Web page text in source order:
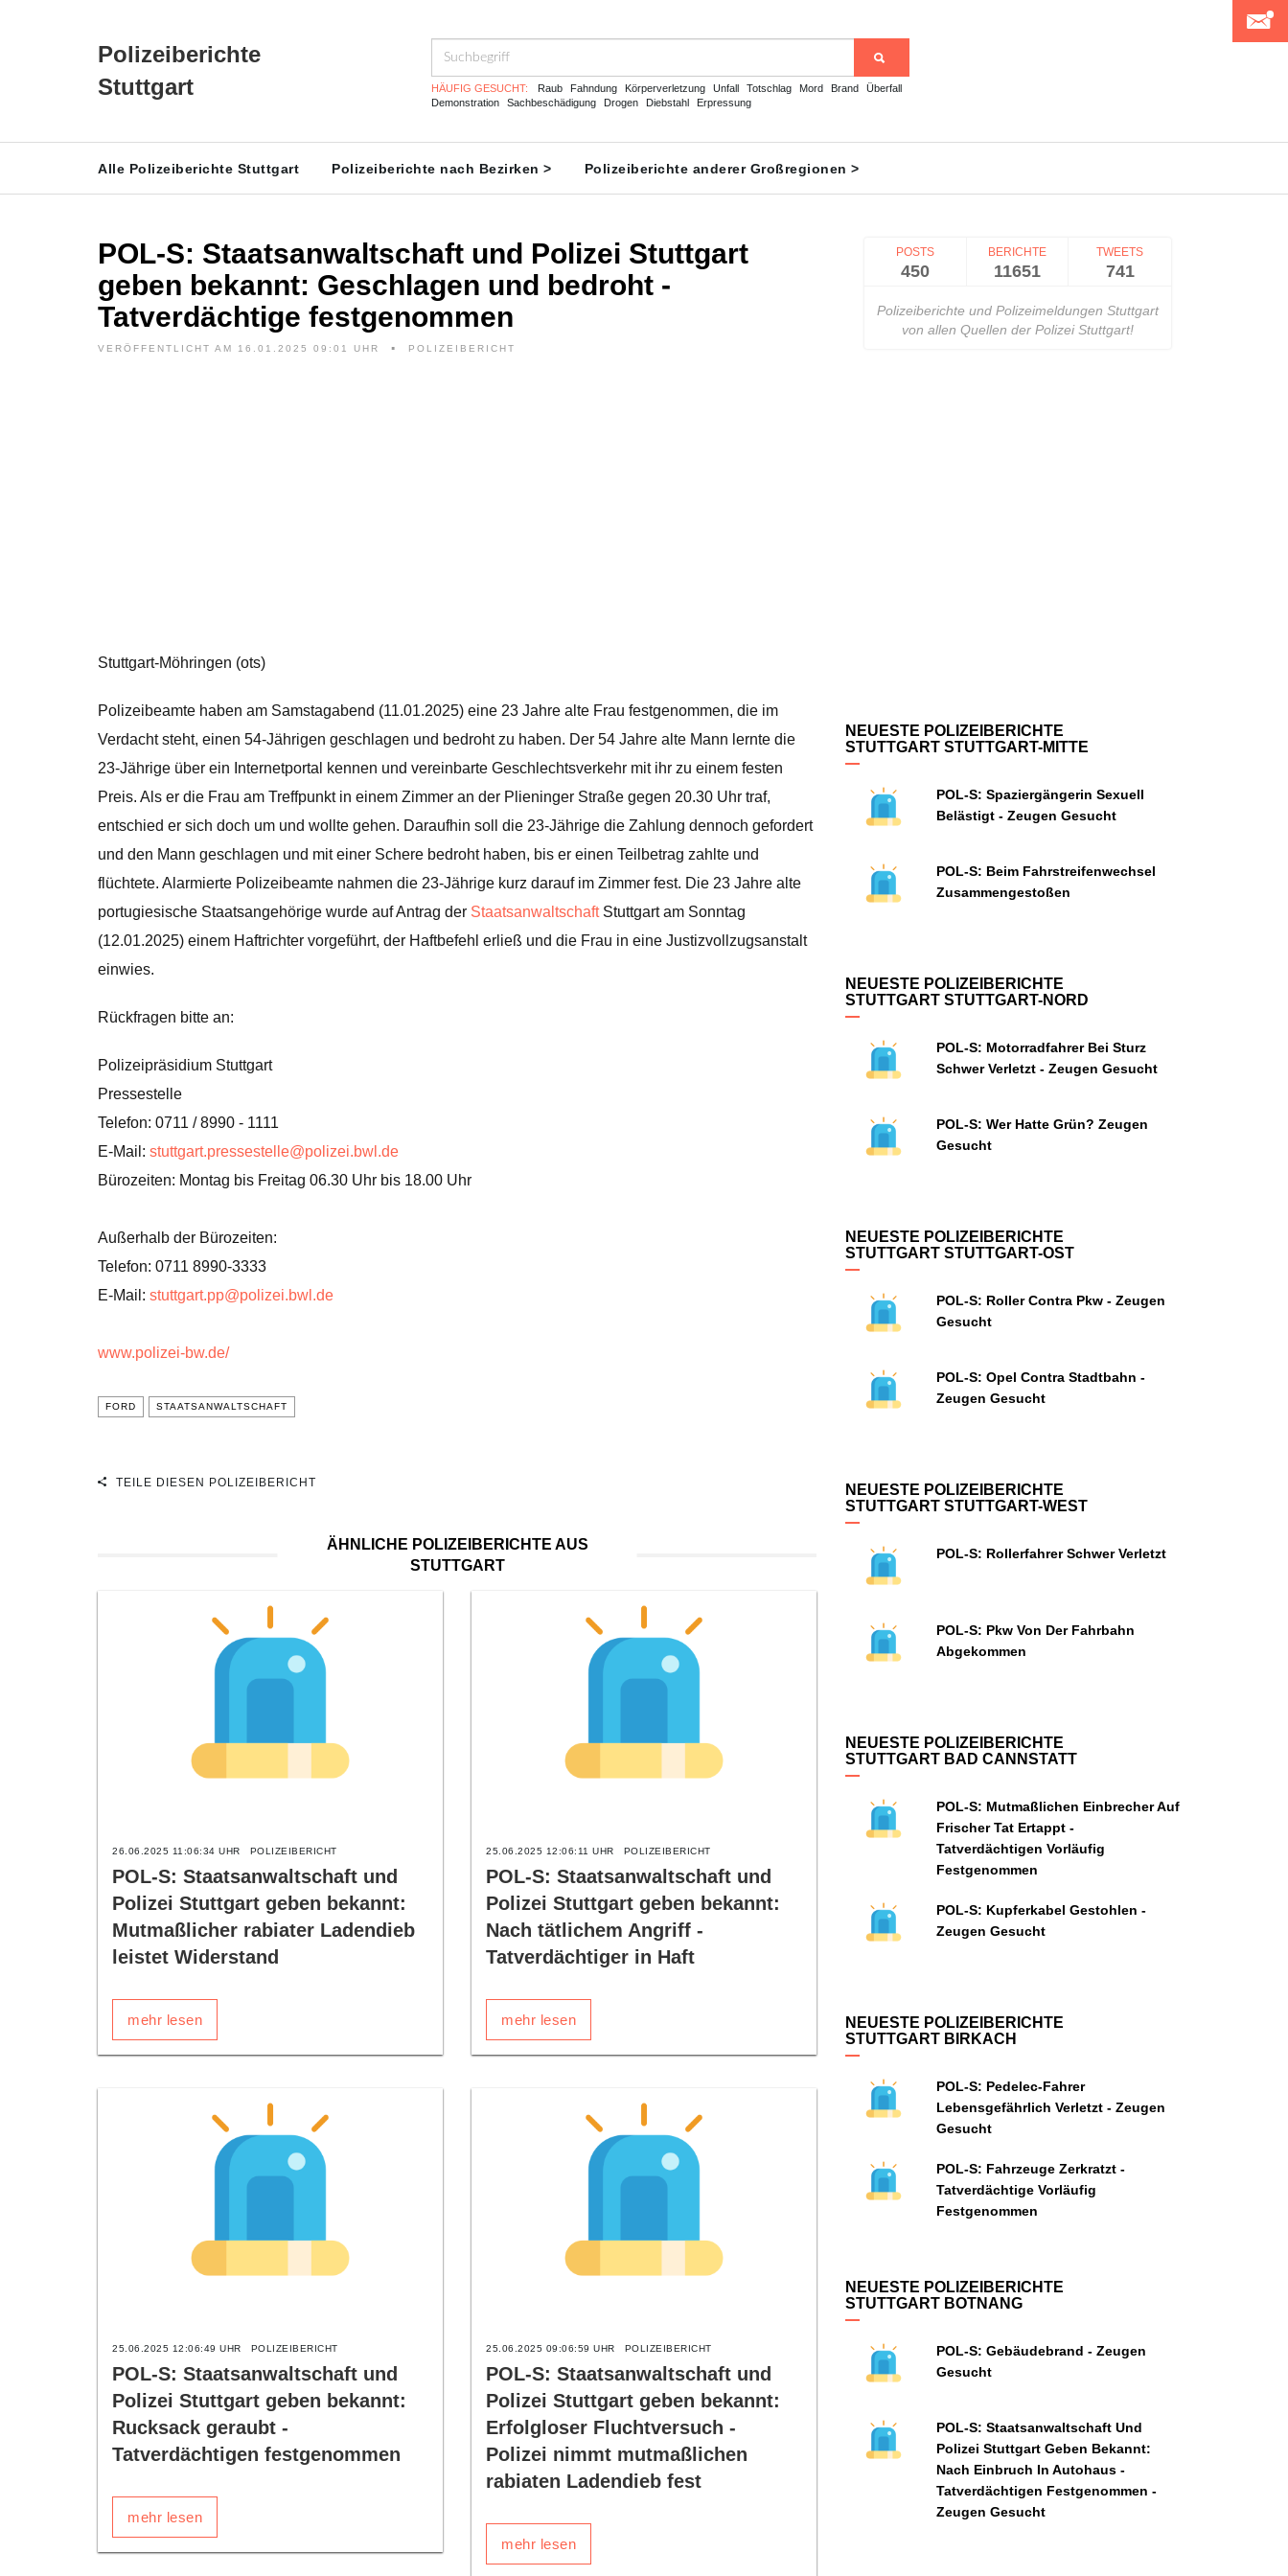
Polizeiberichte
Stuttgart
HÄUFIG GESUCHT: Raub Fahndung Körperverletzung Unfall Totschlag Mord Brand
Überfall
Demonstration
Sachbeschädigung Drogen Diebstahl Erpressung
Alle Polizeiberichte Stuttgart Polizeiberichte nach Bezirken > Polizeiberichte anderer Großregionen >
POL-S: Staatsanwaltschaft und Polizei Stuttgart
geben bekannt: Geschlagen und bedroht -
Tatverdächtige festgenommen
VERÖFFENTLICHT AM 16.01.2025 09:01 UHR POLIZEIBERICHT
Stuttgart-Möhringen (ots)
Polizeibeamte haben am Samstagabend (11.01.2025) eine 23 Jahre alte Frau festgenommen, die im
Verdacht steht, einen 54-Jährigen geschlagen und bedroht zu haben. Der 54 Jahre alte Mann lernte die
23-Jährige über ein Internetportal kennen und vereinbarte Geschlechtsverkehr mit ihr zu einem festen
Preis. Als er die Frau am Treffpunkt in einem Zimmer an der Plieninger Straße gegen 20.30 Uhr traf,
entschied er sich doch um und wollte gehen. Daraufhin soll die 23-Jährige die Zahlung dennoch gefordert
und den Mann geschlagen und mit einer Schere bedroht haben, bis er einen Teilbetrag zahlte und
flüchtete. Alarmierte Polizeibeamte nahmen die 23-Jährige kurz darauf im Zimmer fest. Die 23 Jahre alte
portugiesische Staatsangehörige wurde auf Antrag der StaatsanwaltschaftStuttgart am Sonntag
(12.01.2025) einem Haftrichter vorgeführt, der Haftbefehl erließ und die Frau in eine Justizvollzugsanstalt
einwies.
Rückfragen bitte an:
Polizeipräsidium Stuttgart
Pressestelle
Telefon: 0711 / 8990 - 1111
E-Mail: stuttgart.pressestelle@polizei.bwl.de
Bürozeiten: Montag bis Freitag 06.30 Uhr bis 18.00 Uhr
Außerhalb der Bürozeiten:
Telefon: 0711 8990-3333
E-Mail: stuttgart.pp@polizei.bwl.de
www.polizei-bw.de/
FORD STAATSANWALTSCHAFT
TEILE DIESEN POLIZEIBERICHT
ÄHNLICHE POLIZEIBERICHTE AUS
STUTTGART
26.06.2025 11:06:34 UHR POLIZEIBERICHT
POL-S: Staatsanwaltschaft und
Polizei Stuttgart geben bekannt:
Mutmaßlicher rabiater Ladendieb
leistet Widerstand
mehr lesen
25.06.2025 12:06:11 UHR POLIZEIBERICHT
POL-S: Staatsanwaltschaft und
Polizei Stuttgart geben bekannt:
Nach tätlichem Angriff -
Tatverdächtiger in Haft
mehr lesen
25.06.2025 12:06:49 UHR POLIZEIBERICHT
POL-S: Staatsanwaltschaft und
Polizei Stuttgart geben bekannt:
Rucksack geraubt -
Tatverdächtigen festgenommen
mehr lesen
25.06.2025 09:06:59 UHR POLIZEIBERICHT
POL-S: Staatsanwaltschaft und
Polizei Stuttgart geben bekannt:
Erfolgloser Fluchtversuch -
Polizei nimmt mutmaßlichen
rabiaten Ladendieb fest
mehr lesen
POSTS
450
BERICHTE
11651
TWEETS
741
Polizeiberichte und Polizeimeldungen Stuttgart
von allen Quellen der Polizei Stuttgart!
NEUESTE POLIZEIBERICHTE
STUTTGART STUTTGART-MITTE
POL-S: Spaziergängerin Sexuell
Belästigt - Zeugen Gesucht
POL-S: Beim Fahrstreifenwechsel
Zusammengestoßen
NEUESTE POLIZEIBERICHTE
STUTTGART STUTTGART-NORD
POL-S: Motorradfahrer Bei Sturz
Schwer Verletzt - Zeugen Gesucht
POL-S: Wer Hatte Grün? Zeugen
Gesucht
NEUESTE POLIZEIBERICHTE
STUTTGART STUTTGART-OST
POL-S: Roller Contra Pkw - Zeugen
Gesucht
POL-S: Opel Contra Stadtbahn -
Zeugen Gesucht
NEUESTE POLIZEIBERICHTE
STUTTGART STUTTGART-WEST
POL-S: Rollerfahrer Schwer Verletzt
POL-S: Pkw Von Der Fahrbahn
Abgekommen
NEUESTE POLIZEIBERICHTE
STUTTGART BAD CANNSTATT
POL-S: Mutmaßlichen Einbrecher Auf
Frischer Tat Ertappt -
Tatverdächtigen Vorläufig
Festgenommen
POL-S: Kupferkabel Gestohlen -
Zeugen Gesucht
NEUESTE POLIZEIBERICHTE
STUTTGART BIRKACH
POL-S: Pedelec-Fahrer
Lebensgefährlich Verletzt - Zeugen
Gesucht
POL-S: Fahrzeuge Zerkratzt -
Tatverdächtige Vorläufig
Festgenommen
NEUESTE POLIZEIBERICHTE
STUTTGART BOTNANG
POL-S: Gebäudebrand - Zeugen
Gesucht
POL-S: Staatsanwaltschaft Und
Polizei Stuttgart Geben Bekannt:
Nach Einbruch In Autohaus -
Tatverdächtigen Festgenommen -
Zeugen Gesucht